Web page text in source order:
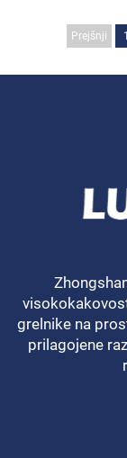
Prejšnji 1
grelnike na
prilagojene